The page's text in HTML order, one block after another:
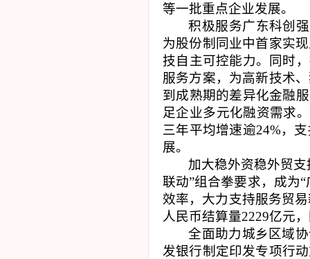
等一批重点企业发展。
积极服务广东科创
为股份制同业中首家实
技自主可控能力。同时
服务方案，为高新技术
到成熟期的差异化金融
足企业多元化融资需求
三年平均增速逾24%，
展。
加大稳外资稳外贸
联动”组合拳要求，成为
效率，大力支持服务贸
人民币结算量2229亿元
全面助力城乡区域
发银行制定印发专项行